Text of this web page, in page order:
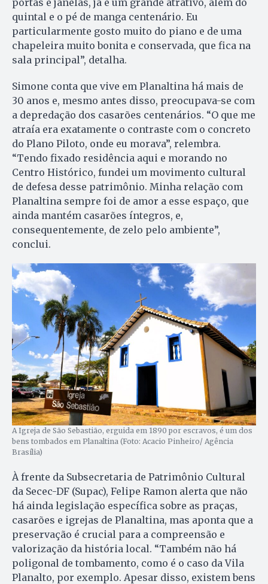
portas e janelas, já é um grande atrativo, além do
quintal e o pé de manga centenário. Eu
particularmente gosto muito do piano e de uma
chapeleira muito bonita e conservada, que fica na
sala principal”, detalha.
Simone conta que vive em Planaltina há mais de
30 anos e, mesmo antes disso, preocupava-se com
a depredação dos casarões centenários. “O que me
atraía era exatamente o contraste com o concreto
do Plano Piloto, onde eu morava”, relembra.
“Tendo fixado residência aqui e morando no
Centro Histórico, fundei um movimento cultural
de defesa desse patrimônio. Minha relação com
Planaltina sempre foi de amor a esse espaço, que
ainda mantém casarões íntegros, e,
consequentemente, de zelo pelo ambiente”,
conclui.
A Igreja de São Sebastião, erguida em 1890 por escravos, é um dos
bens tombados em Planaltina (Foto: Acacio Pinheiro/ Agência
Brasília)
À frente da Subsecretaria de Patrimônio Cultural
da Secec-DF (Supac), Felipe Ramon alerta que não
há ainda legislação específica sobre as praças,
casarões e igrejas de Planaltina, mas aponta que a
preservação é crucial para a compreensão e
valorização da história local. “Também não há
poligonal de tombamento, como é o caso da Vila
Planalto, por exemplo. Apesar disso, existem bens